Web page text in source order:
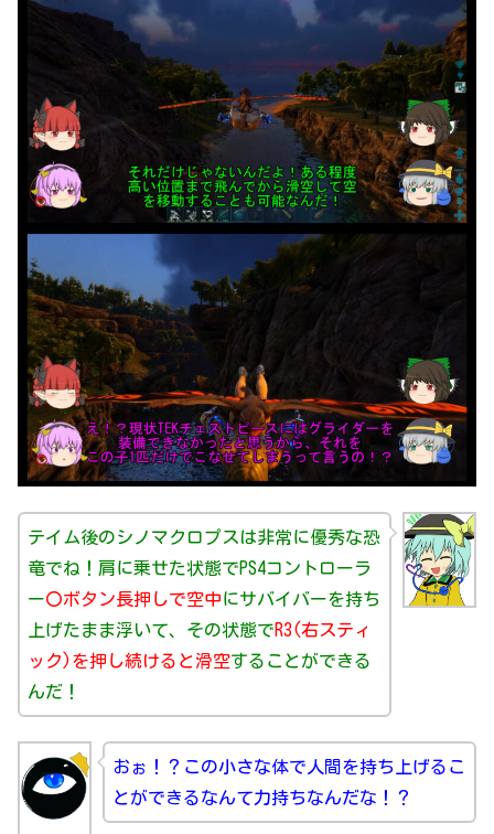
テイム後のシノマクロプスは非常に優秀な恐
竜でね！肩に乗せた状態でPS4コントローラ
ー〇ボタン長押しで空中にサバイバーを持ち
上げたまま浮いて、その状態でR3(右スティ
ック)を押し続けると滑空することができる
んだ！
おぉ！？この小さな体で人間を持ち上げるこ
とができるなんて力持ちなんだな！？